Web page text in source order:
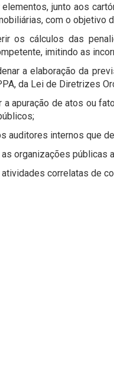
junto aos
com o objetivo
os cálculos das
imitindo as
a elaboração da
da Lei de Diretrizes
a apuração de atos ou
auditores internos que
organizações públicas
correlatas de